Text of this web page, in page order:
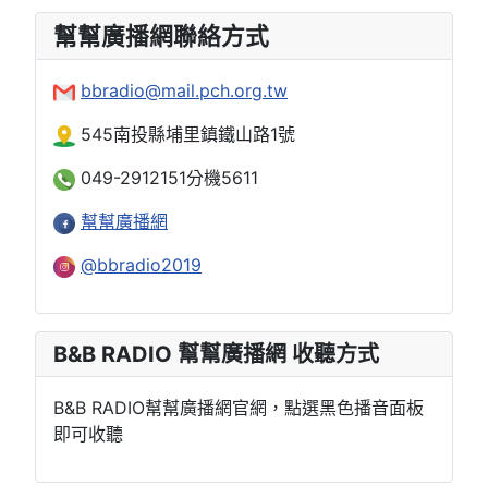
幫幫廣播網聯絡方式
bbradio@mail.pch.org.tw
545南投縣埔里鎮鐵山路1號
049-2912151分機5611
幫幫廣播網
@bbradio2019
B&B RADIO 幫幫廣播網 收聽方式
B&B RADIO幫幫廣播網官網，點選黑色播音面板
即可收聽